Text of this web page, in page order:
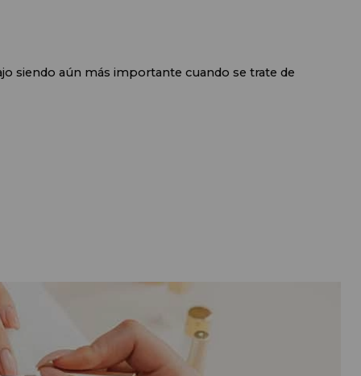
siendo aún más importante cuando se trate de